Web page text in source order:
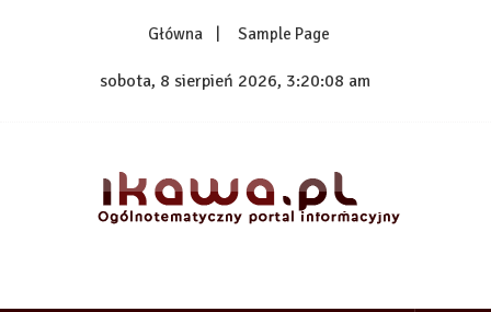
Główna Sample Page
sobota, 8 sierpień 2026, 3:20:09 am